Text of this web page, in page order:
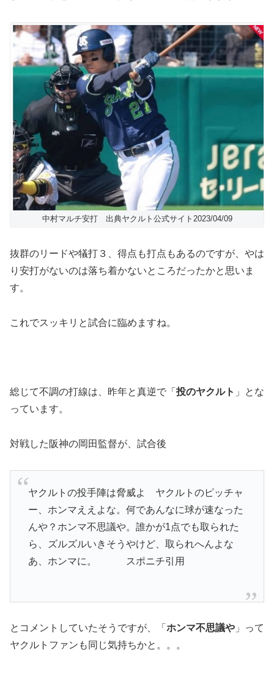
中村マルチ安打 出典ヤクルト公式サイト2023/04/09
抜群のリードや犠打３、得点も打点もあるのですが、やは
り安打がないのは落ち着かないところだったかと思いま
す。
これでスッキリと試合に臨めますね。
総じて不調の打線は、昨年と真逆で「 投のヤクルト 」とな
っています。
対戦した阪神の岡田監督が、試合後
ヤクルトの投手陣は脅威よ ヤクルトのピッチャ
ー、ホンマええよな。何であんなに球が速なった
んや？ホンマ不思議や。誰かが1点でも取られた
ら、ズルズルいきそうやけど、取られへんよな
あ、ホンマに。 スポニチ引用
とコメントしていたそうですが、「 ホンマ不思議や 」って
ヤクルトファンも同じ気持ちかと。。。